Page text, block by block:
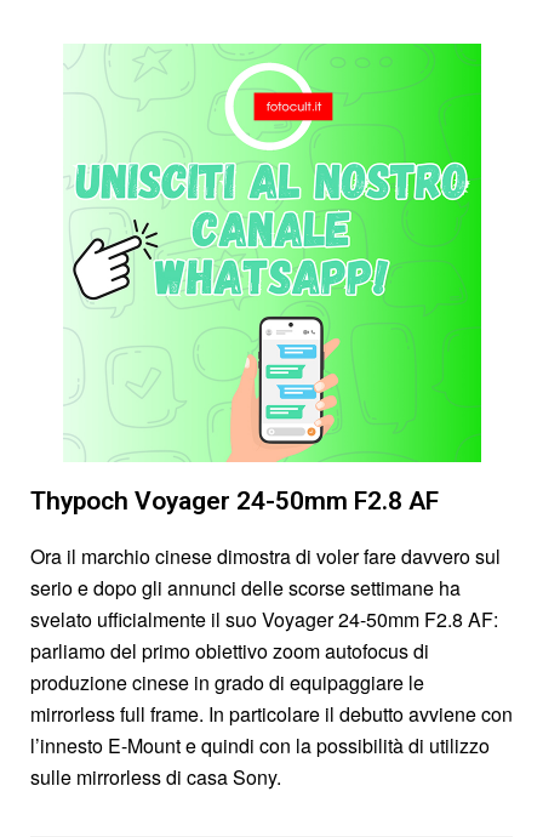
Thypoch Voyager 24-50mm F2.8 AF
Ora il marchio cinese dimostra di voler fare davvero sul
serio e dopo gli annunci delle scorse settimane ha
svelato ufficialmente il suo Voyager 24-50mm F2.8 AF:
parliamo del primo obiettivo zoom autofocus di
produzione cinese in grado di equipaggiare le
mirrorless full frame. In particolare il debutto avviene con
l’innesto E-Mount e quindi con la possibilità di utilizzo
sulle mirrorless di casa Sony.